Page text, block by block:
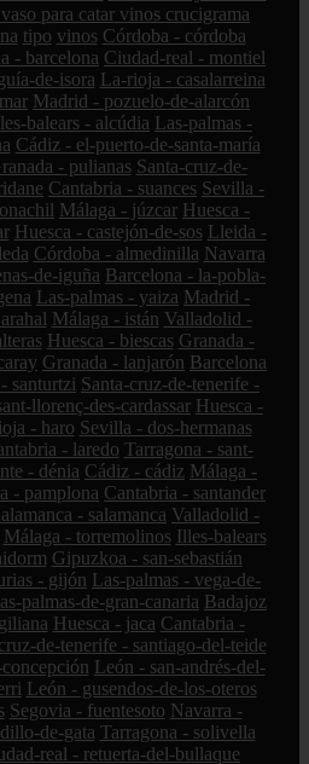
para catar vinos crucigrama
tipo vinos Córdoba - córdoba
- barcelona Ciudad-real - montiel
de-isora La-rioja - casalarreina
Madrid - pozuelo-de-alarcón
balears - alcúdia Las-palmas -
Cádiz - el-puerto-de-santa-maría
- pulianas Santa-cruz-de-
Cantabria - suances Sevilla -
Málaga - júzcar Huesca -
Huesca - castejón-de-sos Lleida -
Córdoba - almedinilla Navarra
de-iguña Barcelona - la-pobla-
Las-palmas - yaiza Madrid -
Málaga - istán Valladolid -
Huesca - biescas Granada -
Granada - lanjarón Barcelona
santurtzi Santa-cruz-de-tenerife -
llorenç-des-cardassar Huesca -
- haro Sevilla - dos-hermanas
- laredo Tarragona - sant-
- dénia Cádiz - cádiz Málaga -
- pamplona Cantabria - santander
- salamanca Valladolid -
Málaga - torremolinos Illes-balears
Gipuzkoa - san-sebastián
- gijón Las-palmas - vega-de-
palmas-de-gran-canaria Badajoz
Huesca - jaca Cantabria -
de-tenerife - santiago-del-teide
León - san-andrés-del-
León - gusendos-de-los-oteros
Segovia - fuentesoto Navarra -
de-gata Tarragona - solivella
real - retuerta-del-bullaque